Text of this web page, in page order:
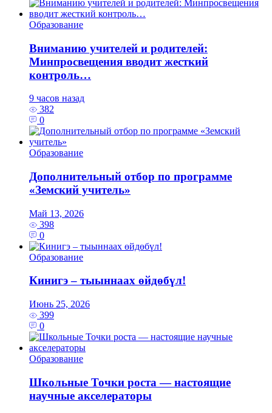
Образование
Вниманию учителей и родителей:
Минпросвещения вводит жесткий
контроль…
9 часов назад
382
0
Образование
Дополнительный отбор по программе
«Земский учитель»
Май 13, 2026
398
0
Образование
Кинигэ – тыыннаах өйдөбүл!
Июнь 25, 2026
399
0
Образование
Школьные Точки роста — настоящие
научные акселераторы